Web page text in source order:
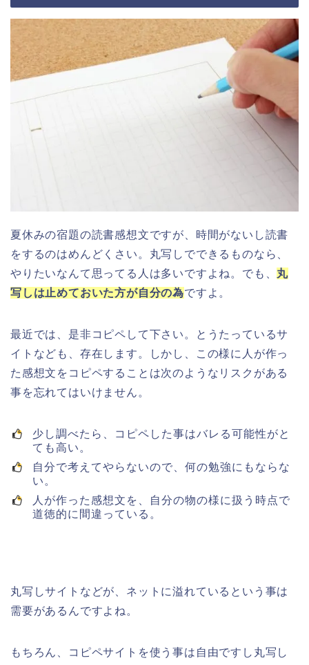
夏休みの宿題の読書感想文ですが、時間がないし読書
をするのはめんどくさい。丸写しでできるものなら、
やりたいなんて思ってる人は多いですよね。でも、 丸
写しは止めておいた方が自分の為ですよ。
最近では、是非コピペして下さい。とうたっているサ
イトなども、存在します。しかし、この様に人が作っ
た感想文をコピペすることは次のようなリスクがある
事を忘れてはいけません。
少し調べたら、コピペした事はバレる可能性がと
ても高い。
自分で考えてやらないので、何の勉強にもならな
い。
人が作った感想文を、自分の物の様に扱う時点で
道徳的に間違っている。
丸写しサイトなどが、ネットに溢れているという事は
需要があるんですよね。
もちろん、コピペサイトを使う事は自由ですし丸写し